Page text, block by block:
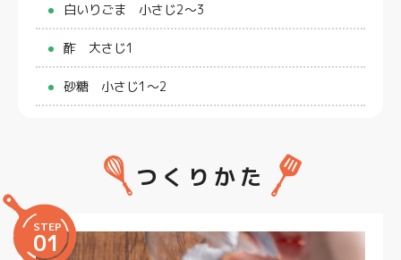
白いりごま 小さじ2～3
酢 大さじ1
砂糖 小さじ1～2
つくりかた
STEP
01